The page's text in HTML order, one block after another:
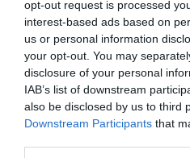
opt-out request is processed
interest-based ads based on
us or personal information
your opt-out. You may
disclosure of your personal
IAB’s list of downstream
also be disclosed by us to third
Downstream Participants that